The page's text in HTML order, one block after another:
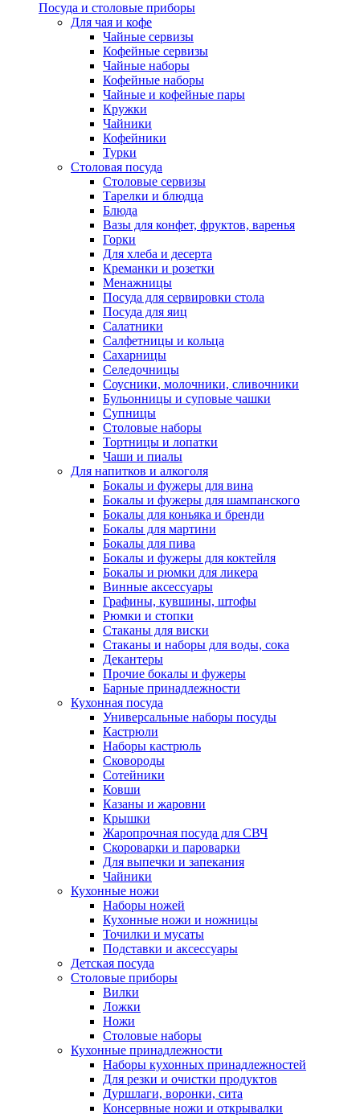
Посуда и столовые приборы
Для чая и кофе
Чайные сервизы
Кофейные сервизы
Чайные наборы
Кофейные наборы
Чайные и кофейные пары
Кружки
Чайники
Кофейники
Турки
Столовая посуда
Столовые сервизы
Тарелки и блюдца
Блюда
Вазы для конфет, фруктов, варенья
Горки
Для хлеба и десерта
Креманки и розетки
Менажницы
Посуда для сервировки стола
Посуда для яиц
Салатники
Салфетницы и кольца
Сахарницы
Селедочницы
Соусники, молочники, сливочники
Бульонницы и суповые чашки
Супницы
Столовые наборы
Тортницы и лопатки
Чаши и пиалы
Для напитков и алкоголя
Бокалы и фужеры для вина
Бокалы и фужеры для шампанского
Бокалы для коньяка и бренди
Бокалы для мартини
Бокалы для пива
Бокалы и фужеры для коктейля
Бокалы и рюмки для ликера
Винные аксессуары
Графины, кувшины, штофы
Рюмки и стопки
Стаканы для виски
Стаканы и наборы для воды, сока
Декантеры
Прочие бокалы и фужеры
Барные принадлежности
Кухонная посуда
Универсальные наборы посуды
Кастрюли
Наборы кастрюль
Сковороды
Сотейники
Ковши
Казаны и жаровни
Крышки
Жаропрочная посуда для СВЧ
Скороварки и пароварки
Для выпечки и запекания
Чайники
Кухонные ножи
Наборы ножей
Кухонные ножи и ножницы
Точилки и мусаты
Подставки и аксессуары
Детская посуда
Столовые приборы
Вилки
Ложки
Ножи
Столовые наборы
Кухонные принадлежности
Наборы кухонных принадлежностей
Для резки и очистки продуктов
Дуршлаги, воронки, сита
Консервные ножи и открывалки